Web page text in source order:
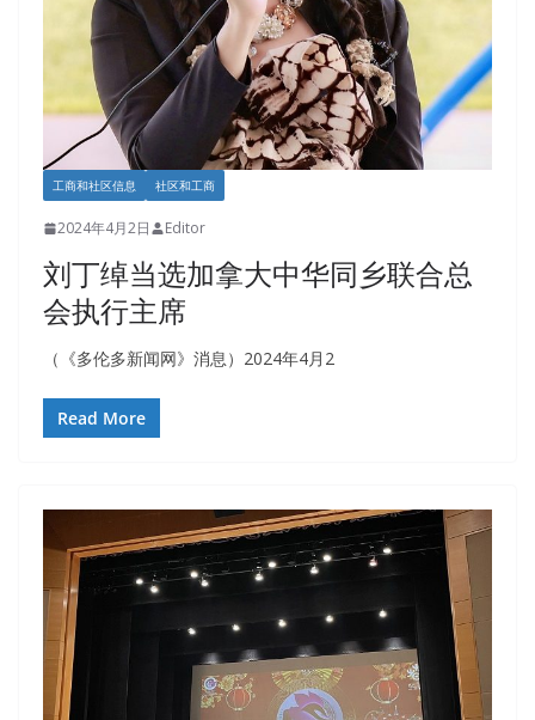
工商和社区信息 社区和工商
2024年4月2日 Editor
刘丁绰当选加拿大中华同乡联合总
会执行主席
（《多伦多新闻网》消息）2024年4月2
Read More